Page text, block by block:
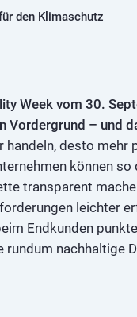
den Klimaschutz
Week vom 30.
Vordergrund – und
handeln, desto mehr
können
transparent
leichter
Endkunden
rundum nachhaltige